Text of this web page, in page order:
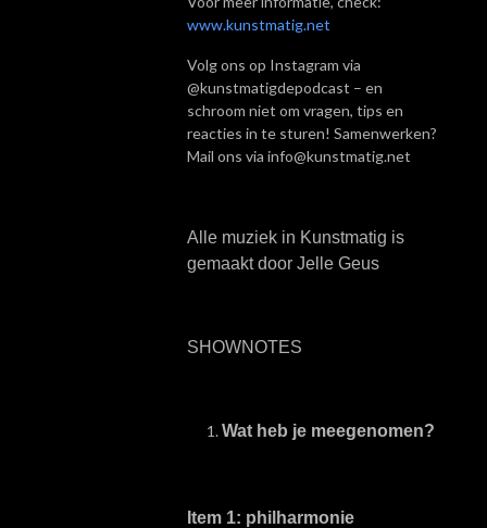
www.kunstmatig.net
Volg ons op Instagram via
@kunstmatigdepodcast – en
schroom niet om vragen, tips en
reacties in te sturen! Samenwerken?
Mail ons via info@kunstmatig.net
Alle muziek in Kunstmatig is
gemaakt door Jelle Geus
SHOWNOTES
Wat heb je meegenomen?
Item 1: philharmonie